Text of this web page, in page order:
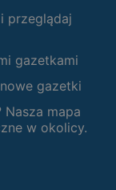
przeglądaj
gazetkami
gazetki
mapa
w okolicy.